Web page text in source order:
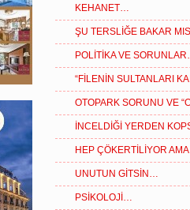
KEHANET…
ŞU TERSLİĞE BAKAR
POLİTİKA VE
“FİLENİN SULTANLARI
OTOPARK SORUNU VE
İNCELDİĞİ YERDEN
HEP ÇÖKERTİLİYOR
UNUTUN GİTSİN…
PSİKOLOJİ…